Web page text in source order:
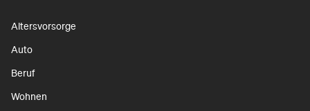
Altersvorsorge
Auto
Beruf
Wohnen